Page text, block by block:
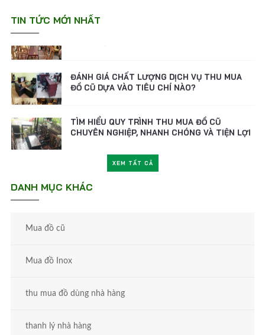
TIN TỨC MỚI NHẤT
TÌM HIỂU QUY TRÌNH THU MUA ĐỒ CŨ
THANH LÝ XE NƯỚC MÍA, MÁY ÉP NƯỚC MÍA
MẸO BÁN ĐỒ CŨ ĐƯỢC GIÁ CAO MÀ KHÔNG
MẤT THỜI GIAN
XEM TẤT CẢ
DANH MỤC KHÁC
Mua đồ cũ
Mua đồ Inox
thu mua đồ dùng nhà hàng
thanh lý nhà hàng